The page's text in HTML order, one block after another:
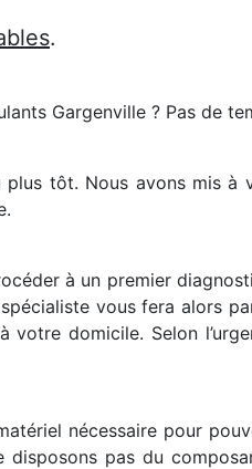
.
Gargenville ? Pas de
tôt. Nous avons mis
à un premier
vous fera alors
votre domicile. Selon
nécessaire pour
pas du